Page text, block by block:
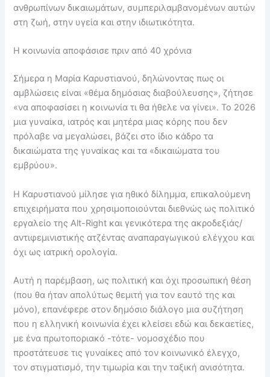
ανθρωπίνων δικαιωμάτων, συμπεριλαμβανομένων αυτών
στη ζωή, στην υγεία και στην ιδιωτικότητα.
Η κοινωνία αποφάσισε πριν από 40 χρόνια
Σήμερα η Μαρία Καρυστιανού, δηλώνοντας πως οι
αμβλώσεις είναι «θέμα δημόσιας διαβούλευσης», ζήτησε
«να αποφασίσει η κοινωνία τι θα ήθελε να γίνει». Το 2026
μια γυναίκα, ιατρός και μητέρα μιας κόρης που δεν
πρόλαβε να μεγαλώσει, βάζει στο ίδιο κάδρο τα
δικαιώματα της γυναίκας και τα «δικαιώματα του
εμβρύου».
Η Καρυστιανού μίλησε για ηθικό δίλημμα, επικαλούμενη
επιχειρήματα που χρησιμοποιούνται διεθνώς ως πολιτικό
εργαλείο της Alt-Right και γενικότερα της ακροδεξιάς/
αντιφεμινιστικής ατζέντας αναπαραγωγικού ελέγχου και
όχι ως ιατρική ορολογία.
Αυτή η παρέμβαση, ως πολιτική και όχι προσωπική θέση
(που θα ήταν απολύτως θεμιτή για τον εαυτό της και
μόνο), επανέφερε στον δημόσιο διάλογο μια συζήτηση
που η ελληνική κοινωνία έχει κλείσει εδώ και δεκαετίες,
με ένα πρωτοποριακό -τότε- νομοσχέδιο που
προστάτευσε τις γυναίκες από τον κοινωνικό έλεγχο,
τον στιγματισμό, την τιμωρία και την ταξική ανισότητα.